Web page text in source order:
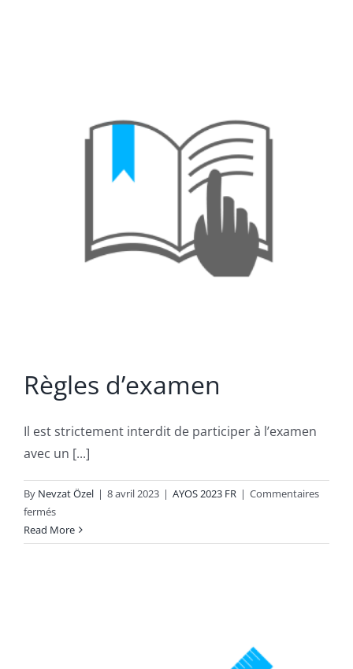
Règles d’examen
Il est strictement interdit de participer à l’examen
avec un [...]
By Nevzat Özel | 8 avril 2023 | AYOS 2023 FR | Commentaires
ferméssur
Règles
d’examen
Read More